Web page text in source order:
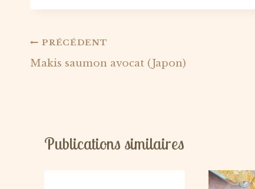
Navigation
de
PRÉCÉDENT
Makis saumon avocat (Japon)
Publications similaires